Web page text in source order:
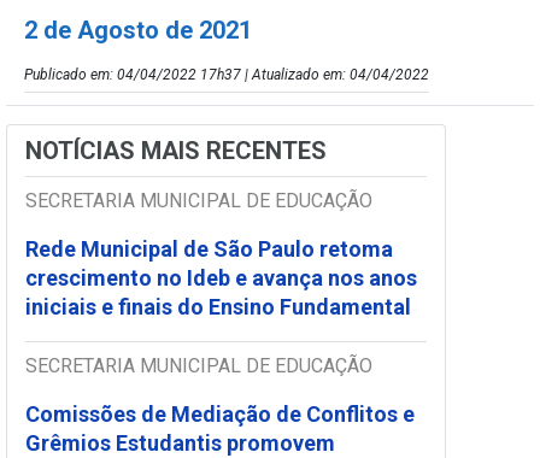
2 de Agosto de 2021
Publicado em: 04/04/2022 17h37 | Atualizado em: 04/04/2022
NOTÍCIAS MAIS RECENTES
SECRETARIA MUNICIPAL DE EDUCAÇÃO
Rede Municipal de São Paulo retoma
crescimento no Ideb e avança nos anos
iniciais e finais do Ensino Fundamental
SECRETARIA MUNICIPAL DE EDUCAÇÃO
Comissões de Mediação de Conflitos e
Grêmios Estudantis promovem